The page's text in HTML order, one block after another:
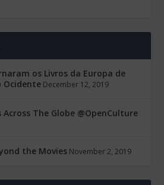
os Livros da Europa de
Ocidente December 12, 2019
The Globe @OpenCulture
the Movies November 2, 2019